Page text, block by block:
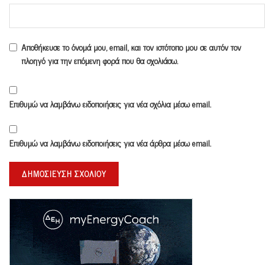
Αποθήκευσε το όνομά μου, email, και τον ιστότοπο μου σε αυτόν τον
πλοηγό για την επόμενη φορά που θα σχολιάσω.
Επιθυμώ να λαμβάνω ειδοποιήσεις για νέα σχόλια μέσω email.
Επιθυμώ να λαμβάνω ειδοποιήσεις για νέα άρθρα μέσω email.